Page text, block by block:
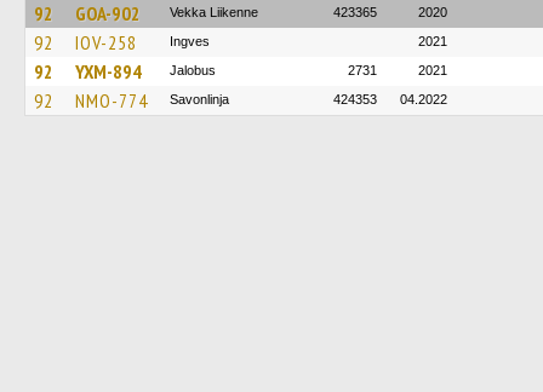
92 GOA-902 Vekka Liikenne 423365 2020
92 IOV-258 Ingves 2021
92 YXM-894 Jalobus 2731 2021
92 NMO-774 Savonlinja 424353 04.2022